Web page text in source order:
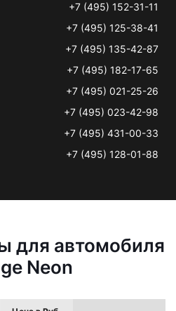
+7 (495) 152-31-11
+7 (495) 125-38-41
+7 (495) 135-42-87
+7 (495) 182-17-65
+7 (495) 021-25-26
+7 (495) 023-42-98
+7 (495) 431-00-33
+7 (495) 128-01-88
для автомобиля
Neon